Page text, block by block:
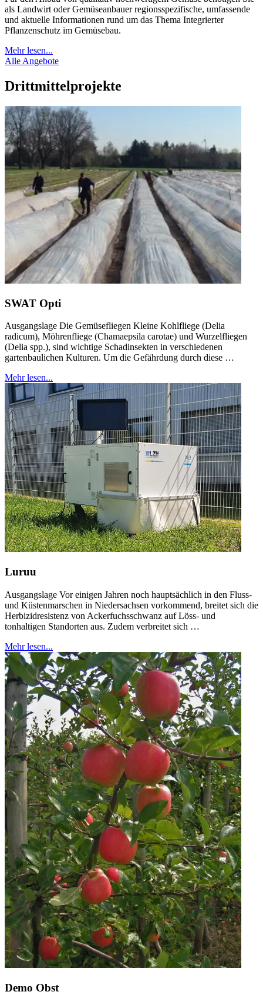
als Landwirt oder Gemüseanbauer regionsspezifische, umfassende
und aktuelle Informationen rund um das Thema Integrierter
Pflanzenschutz im Gemüsebau.
Mehr lesen...
Alle Angebote
Drittmittelprojekte
SWAT Opti
Ausgangslage Die Gemüsefliegen Kleine Kohlfliege (Delia
radicum), Möhrenfliege (Chamaepsila carotae) und Wurzelfliegen
(Delia spp.), sind wichtige Schadinsekten in verschiedenen
gartenbaulichen Kulturen. Um die Gefährdung durch diese …
Mehr lesen...
Luruu
Ausgangslage Vor einigen Jahren noch hauptsächlich in den Fluss-
und Küstenmarschen in Niedersachsen vorkommend, breitet sich die
Herbizidresistenz von Ackerfuchsschwanz auf Löss- und
tonhaltigen Standorten aus. Zudem verbreitet sich …
Mehr lesen...
Demo Obst